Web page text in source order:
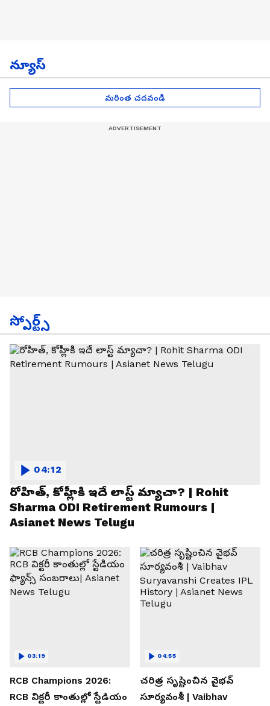
న్యూస్
మరింత చదవండి
స్పోర్ట్స్
రోహిత్, కోహ్లీకి ఇదే లాస్ట్ మ్యాచా? | Rohit
Sharma ODI Retirement Rumours |
Asianet News Telugu
04:12
RCB Champions 2026:
RCB విక్టరీ కాంతుల్లో స్టేడియం
03:19
చరిత్ర సృష్టించిన వైభవ్
సూర్యవంశీ | Vaibhav
04:55